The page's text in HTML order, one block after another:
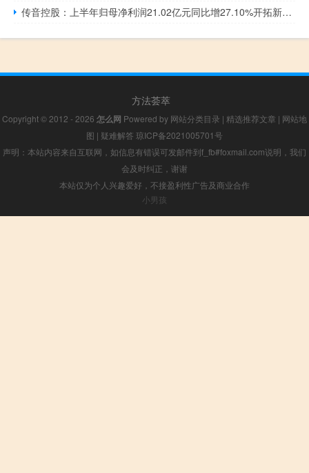
传音控股：上半年归母净利润21.02亿元同比增27.10%开拓新兴市场及推进产品升级
方法荟萃
Copyright © 2012 - 2026 怎么网 Powered by 网站分类目录 | 精选推荐文章 | 网站地
图 | 疑难解答 琼ICP备2021005701号
声明：本站内容来自互联网，如信息有错误可发邮件到f_fb#foxmail.com说明，我们
会及时纠正，谢谢
本站仅为个人兴趣爱好，不接盈利性广告及商业合作
小男孩